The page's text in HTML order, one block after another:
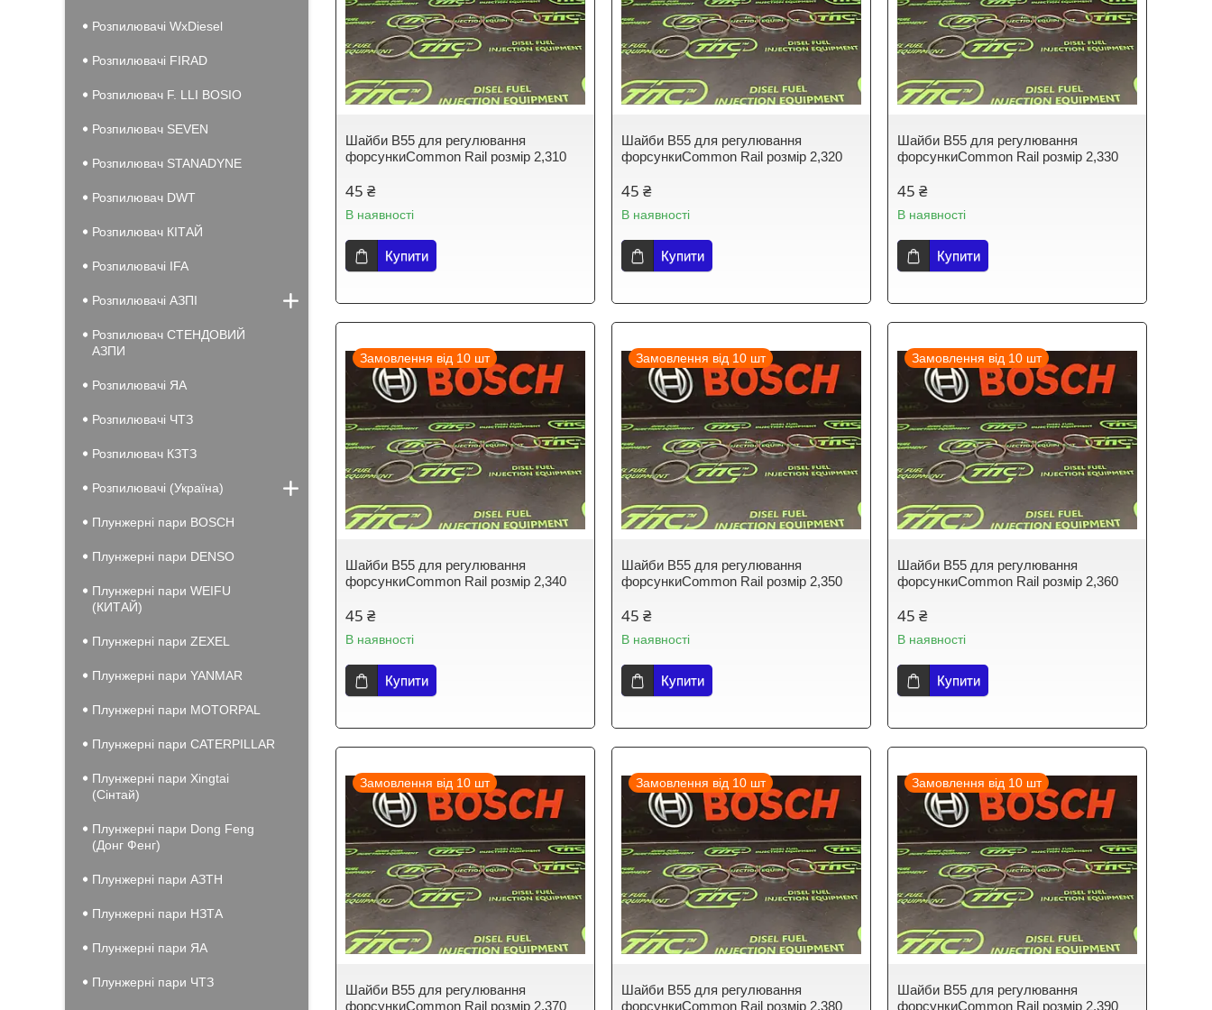
Шайби B55 для регулювання
форсункиCommon Rail розмір 2,310
45 ₴
В наявності
Купити
Шайби B55 для регулювання
форсункиCommon Rail розмір 2,320
45 ₴
В наявності
Купити
Шайби B55 для регулювання
форсункиCommon Rail розмір 2,330
45 ₴
В наявності
Купити
Замовлення від 10 шт
Шайби B55 для регулювання
форсункиCommon Rail розмір 2,340
45 ₴
В наявності
Купити
Замовлення від 10 шт
Шайби B55 для регулювання
форсункиCommon Rail розмір 2,350
45 ₴
В наявності
Купити
Замовлення від 10 шт
Шайби B55 для регулювання
форсункиCommon Rail розмір 2,360
45 ₴
В наявності
Купити
Замовлення від 10 шт
Шайби B55 для регулювання
форсункиCommon Rail розмір 2,370
Замовлення від 10 шт
Шайби B55 для регулювання
форсункиCommon Rail розмір 2,380
Замовлення від 10 шт
Шайби B55 для регулювання
форсункиCommon Rail розмір 2,390
Розпилювачі WxDiesel
Розпилювачі FIRAD
Розпилювач F. LLI BOSIO
Розпилювач SEVEN
Розпилювач STANADYNE
Розпилювач DWT
Розпилювач КІТАЙ
Розпилювачі IFA
Розпилювачі АЗПІ
Розпилювач СТЕНДОВИЙ
АЗПИ
Розпилювачі ЯА
Розпилювачі ЧТЗ
Розпилювач КЗТЗ
Розпилювачі (Україна)
Плунжерні пари BOSCH
Плунжерні пари DENSO
Плунжерні пари WEIFU
(КИТАЙ)
Плунжерні пари ZEXEL
Плунжерні пари YANMAR
Плунжерні пари MOTORPAL
Плунжерні пари CATERPILLAR
Плунжерні пари Xingtai
(Сінтай)
Плунжерні пари Dong Feng
(Донг Фенг)
Плунжерні пари АЗТН
Плунжерні пари НЗТА
Плунжерні пари ЯА
Плунжерні пари ЧТЗ